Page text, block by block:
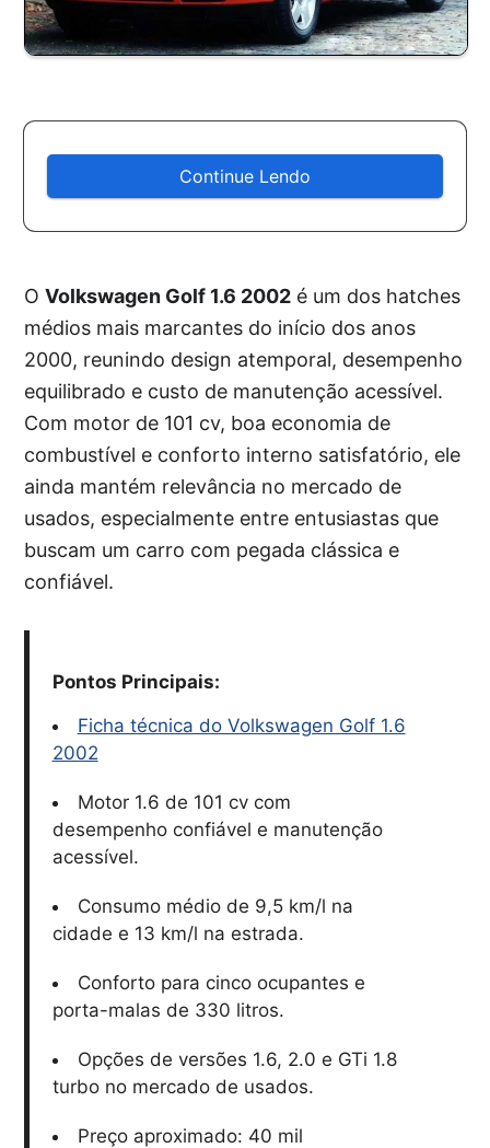
Continue Lendo
OVolkswagen Golf 1.6 2002 é um dos hatches
médios mais marcantes do início dos anos
2000, reunindo design atemporal, desempenho
equilibrado e custo de manutenção acessível.
Com motor de 101 cv, boa economia de
combustível e conforto interno satisfatório, ele
ainda mantém relevância no mercado de
usados, especialmente entre entusiastas que
buscam um carro com pegada clássica e
confiável.
Pontos Principais:
Ficha técnica do Volkswagen Golf 1.6
2002
Motor 1.6 de 101 cv com
desempenho confiável e manutenção
acessível.
Consumo médio de 9,5 km/l na
cidade e 13 km/l na estrada.
Conforto para cinco ocupantes e
porta-malas de 330 litros.
Opções de versões 1.6, 2.0 e GTi 1.8
turbo no mercado de usados.
Preço aproximado: 40 mil